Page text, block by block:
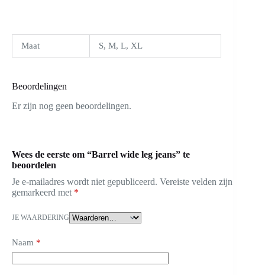
Maat S, M, L, XL
Beoordelingen
Er zijn nog geen beoordelingen.
Wees de eerste om “Barrel wide leg jeans” te
beoordelen
Je e-mailadres wordt niet gepubliceerd. Vereiste velden zijn
gemarkeerd met *
JE WAARDERING
Naam *